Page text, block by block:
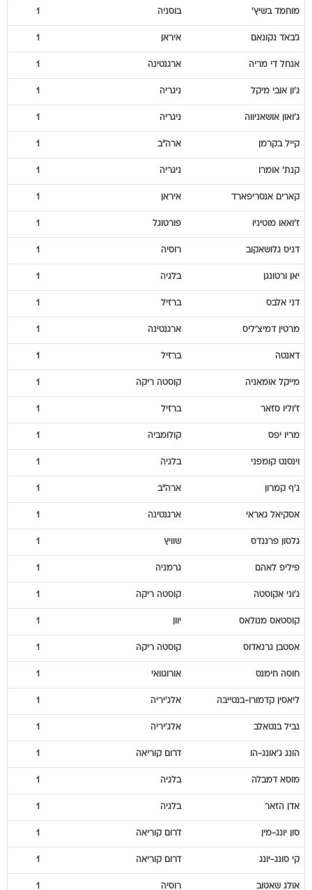
מוחמד בשיץ' בוסניה 1
ג'באד נקונאם איראן 1
אנחל די מריה ארגנטינה 1
ג'ון אובי מיקל ניגריה 1
ג'ואון אושאניווה ניגריה 1
קייל בקרמן ארה"ב 1
קנת' אומרו ניגריה 1
קארים אנסריפארד איראן 1
ז'ואאו מוטיניו פורטוגל 1
דניס גלושאקוב רוסיה 1
יאן ורטונגן בלגיה 1
דני אלבס ברזיל 1
מרטין דמיצ'ליס ארגנטינה 1
דאנטה ברזיל 1
מייקל אומאניה קוסטה ריקה 1
ז'וליו סזאר ברזיל 1
מריו יפס קולומביה 1
וינסנט קומפני בלגיה 1
ג'ף קמרון ארה"ב 1
אסקיאל גאראי ארגנטינה 1
גלסון פרננדס שוויץ 1
פיליפ לאהם גרמניה 1
ג'וני אקוסטה קוסטה ריקה 1
קוסטאס מנולאס יוון 1
אסטבן גרנאדוס קוסטה ריקה 1
חוסה חימנס אורוגוואי 1
ליאסין קדמורו-בנטייבה אלג'יריה 1
נביל בנטאלב אלג'יריה 1
הונג ג'אונג-הו דרום קוריאה 1
מוסא דמבלה בלגיה 1
אדן הזאר בלגיה 1
סון יונג-מין דרום קוריאה 1
קי סונג-יונג דרום קוריאה 1
אולג שאטוב רוסיה 1